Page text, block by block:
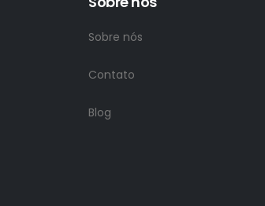
Sobre nós
Contato
Blog